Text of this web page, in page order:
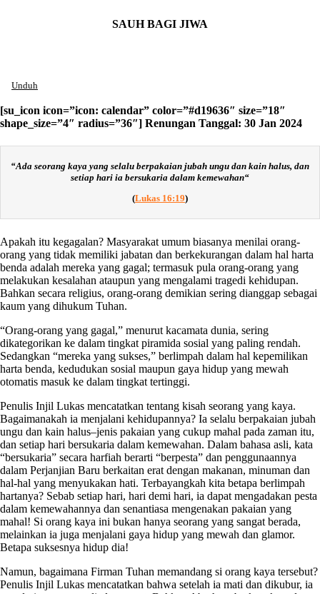
SAUH BAGI JIWA
Unduh
[su_icon icon=”icon: calendar” color=”#d19636″ size=”18″
shape_size=”4″ radius=”36″] Renungan Tanggal: 30 Jan 2024
“Ada seorang kaya yang selalu berpakaian jubah ungu dan kain halus, dan
setiap hari ia bersukaria dalam kemewahan“
(Lukas 16:19)
Apakah itu kegagalan? Masyarakat umum biasanya menilai orang-
orang yang tidak memiliki jabatan dan berkekurangan dalam hal harta
benda adalah mereka yang gagal; termasuk pula orang-orang yang
melakukan kesalahan ataupun yang mengalami tragedi kehidupan.
Bahkan secara religius, orang-orang demikian sering dianggap sebagai
kaum yang dihukum Tuhan.
“Orang-orang yang gagal,” menurut kacamata dunia, sering
dikategorikan ke dalam tingkat piramida sosial yang paling rendah.
Sedangkan “mereka yang sukses,” berlimpah dalam hal kepemilikan
harta benda, kedudukan sosial maupun gaya hidup yang mewah
otomatis masuk ke dalam tingkat tertinggi.
Penulis Injil Lukas mencatatkan tentang kisah seorang yang kaya.
Bagaimanakah ia menjalani kehidupannya? Ia selalu berpakaian jubah
ungu dan kain halus–jenis pakaian yang cukup mahal pada zaman itu,
dan setiap hari bersukaria dalam kemewahan. Dalam bahasa asli, kata
“bersukaria” secara harfiah berarti “berpesta” dan penggunaannya
dalam Perjanjian Baru berkaitan erat dengan makanan, minuman dan
hal-hal yang menyukakan hati. Terbayangkah kita betapa berlimpah
hartanya? Sebab setiap hari, hari demi hari, ia dapat mengadakan pesta
dalam kemewahannya dan senantiasa mengenakan pakaian yang
mahal! Si orang kaya ini bukan hanya seorang yang sangat berada,
melainkan ia juga menjalani gaya hidup yang mewah dan glamor.
Betapa suksesnya hidup dia!
Namun, bagaimana Firman Tuhan memandang si orang kaya tersebut?
Penulis Injil Lukas mencatatkan bahwa setelah ia mati dan dikubur, ia